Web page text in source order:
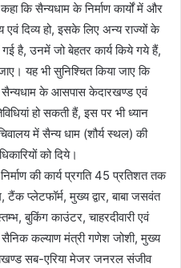
कि सैन्यधाम के निर्माण कार्यों में और
दिव्य हो, इसके लिए अन्य राज्यों के
गई है, उनमें जो बेहतर कार्य किये गये हैं,
यह भी सुनिश्चित किया जाए कि
के आसपास केदारखण्ड एवं
हो सकती हैं, इस पर भी ध्यान
में सैन्य धाम (शौर्य स्थल) की
को दिये।
की कार्य प्रगति 45 प्रतिशत तक
प्लेटफॉर्म, मुख्य द्वार, बाबा जसवंत
बुकिंग काउंटर, चाहरदीवारी एवं
सैनिक कल्याण मंत्री गणेश जोशी, मुख्य
सब-एरिया मेजर जनरल संजीव